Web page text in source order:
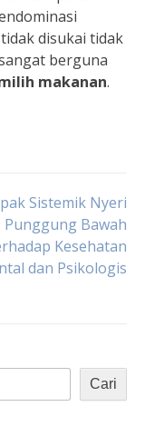
disukai tidak
berguna
makanan.
Sistemik Nyeri
Punggung Bawah
Kesehatan
dan Psikologis
Cari